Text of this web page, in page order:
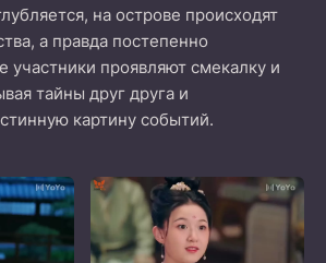
на острове происходят
а правда постепенно
участники проявляют смекалку и
тайны друг друга и
картину событий.